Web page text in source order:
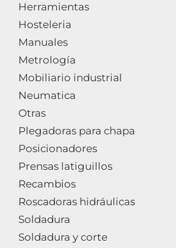
Herramientas
Hosteleria
Manuales
Metrología
Mobiliario industrial
Neumatica
Otras
Plegadoras para chapa
Posicionadores
Prensas latiguillos
Recambios
Roscadoras hidráulicas
Soldadura
Soldadura y corte